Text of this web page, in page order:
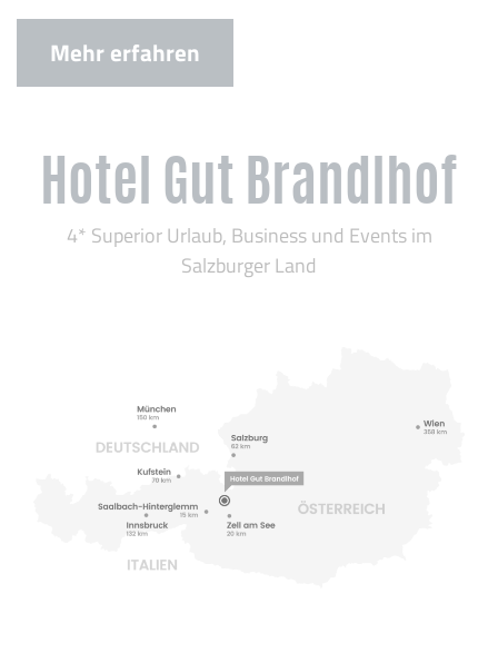
Mehr erfahren
Hotel Gut Brandlhof
4* Superior Urlaub, Business und Events im
Salzburger Land